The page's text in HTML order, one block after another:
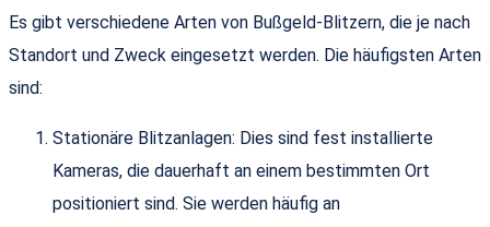
Es gibt verschiedene Arten von Bußgeld-Blitzern, die je nach
Standort und Zweck eingesetzt werden. Die häufigsten Arten
sind:
Stationäre Blitzanlagen: Dies sind fest installierte
Kameras, die dauerhaft an einem bestimmten Ort
positioniert sind. Sie werden häufig an